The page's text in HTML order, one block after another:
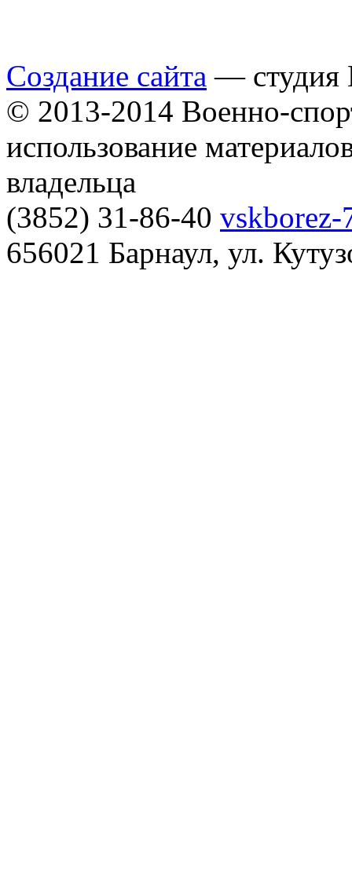
Создание сайта — студия
© 2013-2014 Военно-
использование
владельца
(3852) 31-86-40
656021 Барнаул, ул.